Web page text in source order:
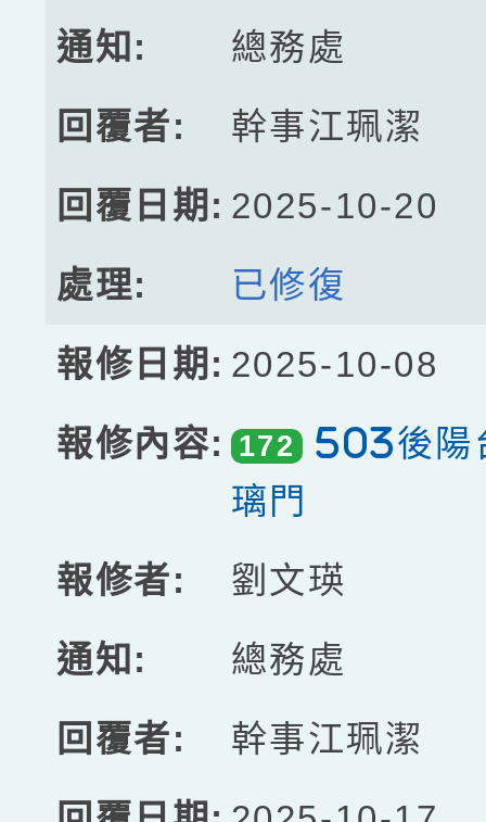
總務處
幹事江珮潔
2025-10-20
已修復
2025-10-08
172
503後陽
璃門
劉文瑛
總務處
幹事江珮潔